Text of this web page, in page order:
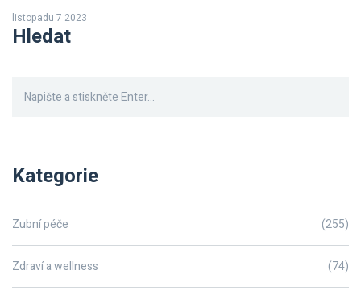
pomůže lépe porozumět této otázce a zacházet se svou ústní
hygienou správným způsobem.
listopadu 7 2023
Hledat
Kategorie
Zubní péče (255)
Zdraví a wellness (74)